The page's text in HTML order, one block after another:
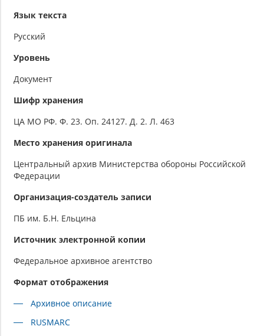
Язык текста
Русский
Уровень
Документ
Шифр хранения
ЦА МО РФ. Ф. 23. Оп. 24127. Д. 2. Л. 463
Место хранения оригинала
Центральный архив Министерства обороны Российской
Федерации
Организация-создатель записи
ПБ им. Б.Н. Ельцина
Источник электронной копии
Федеральное архивное агентство
Формат отображения
Архивное описание
RUSMARC